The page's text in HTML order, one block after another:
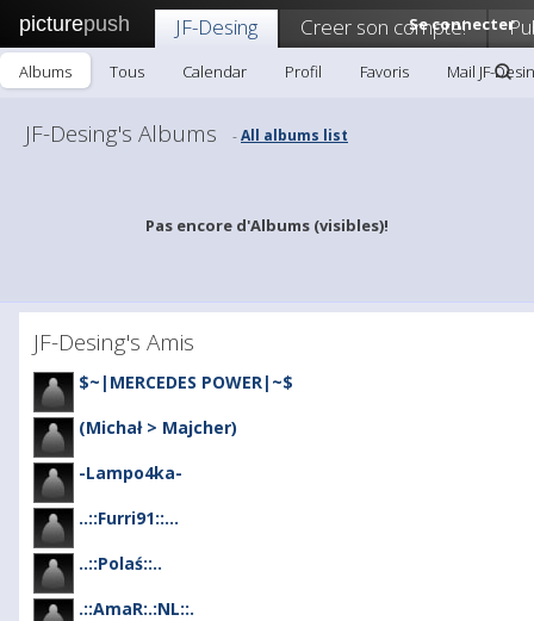
picturepush Se connecter
JF-Desing Creer son compte!
Albums Tous Calendar Profil Favoris Mail JF-
JF-Desing's Albums -All albums list
Pas encore d'Albums (visibles)!
JF-Desing's Amis
$~|MERCEDES POWER|~$
(Michał > Majcher)
-Lampo4ka-
..::Furri91::...
..::Polaś::..
.::AmaR:.:NL::.